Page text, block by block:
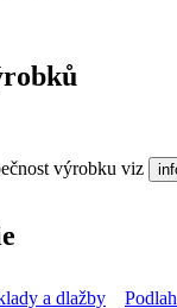
výrobku viz
a dlažby